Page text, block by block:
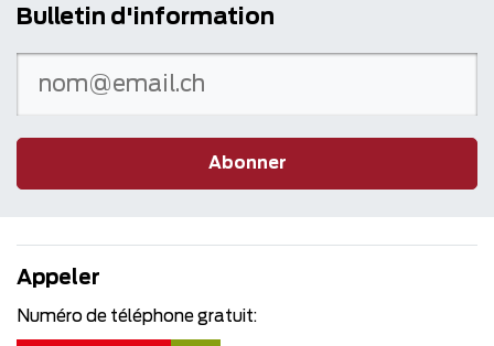
Bulletin d'information
Abonner
Appeler
Numéro de téléphone gratuit: